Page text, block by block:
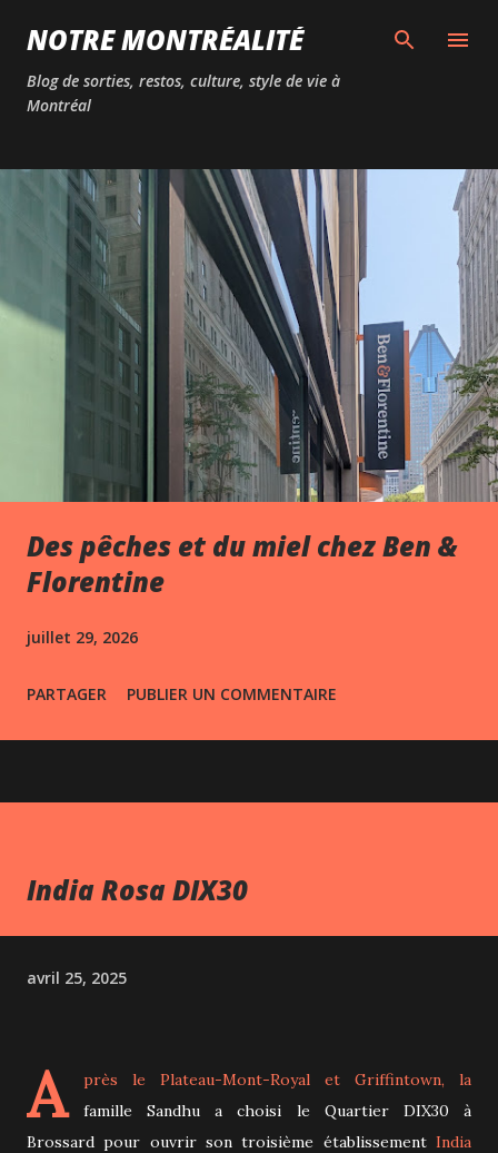
Passer au contenu principal
NOTRE MONTRÉALITÉ
Blog de sorties, restos, culture, style de vie à
Montréal
Des pêches et du miel chez Ben &
Florentine
juillet 29, 2026
PARTAGER PUBLIER UN COMMENTAIRE
India Rosa DIX30
avril 25, 2025
A
près le Plateau-Mont-Royal et Griffintown, la
famille Sandhu a choisi le Quartier DIX30 à
Brossard pour ouvrir son troisième établissement India